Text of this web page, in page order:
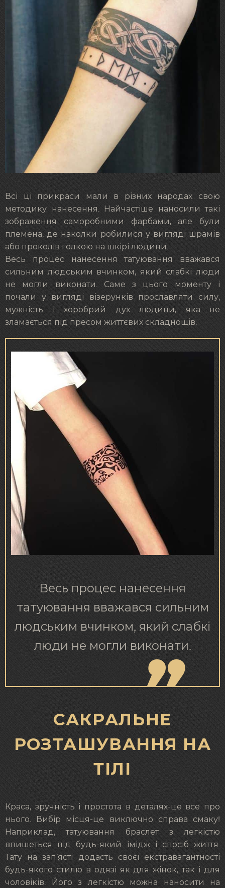
Всі ці прикраси мали в різних народах свою
методику нанесення. Найчастіше наносили такі
зображення саморобними фарбами, але були
племена, де наколки робилися у вигляді шрамів
або проколів голкою на шкірі людини.
Весь процес нанесення татуювання вважався
сильним людським вчинком, який слабкі люди
не могли виконати. Саме з цього моменту і
почали у вигляді візерунків прославляти силу,
мужність і хоробрий дух людини, яка не
зламається під пресом життєвих складнощів.
Весь процес нанесення
татуювання вважався сильним
людським вчинком, який слабкі
люди не могли виконати.
САКРАЛЬНЕ
РОЗТАШУВАННЯ НА
ТІЛІ
Краса, зручність і простота в деталях-це все про
нього. Вибір місця-це виключно справа смаку!
Наприклад, татуювання браслет з легкістю
впишеться під будь-який імідж і спосіб життя.
Тату на зап’ясті додасть своєї екстравагантності
будь-якого стилю в одязі як для жінок, так і для
чоловіків. Його з легкістю можна наносити на